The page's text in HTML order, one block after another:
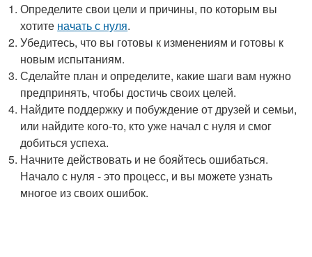
Определите свои цели и причины, по которым вы
хотите начать с нуля.
Убедитесь, что вы готовы к изменениям и готовы к
новым испытаниям.
Сделайте план и определите, какие шаги вам нужно
предпринять, чтобы достичь своих целей.
Найдите поддержку и побуждение от друзей и семьи,
или найдите кого-то, кто уже начал с нуля и смог
добиться успеха.
Начните действовать и не бояйтесь ошибаться.
Начало с нуля - это процесс, и вы можете узнать
многое из своих ошибок.